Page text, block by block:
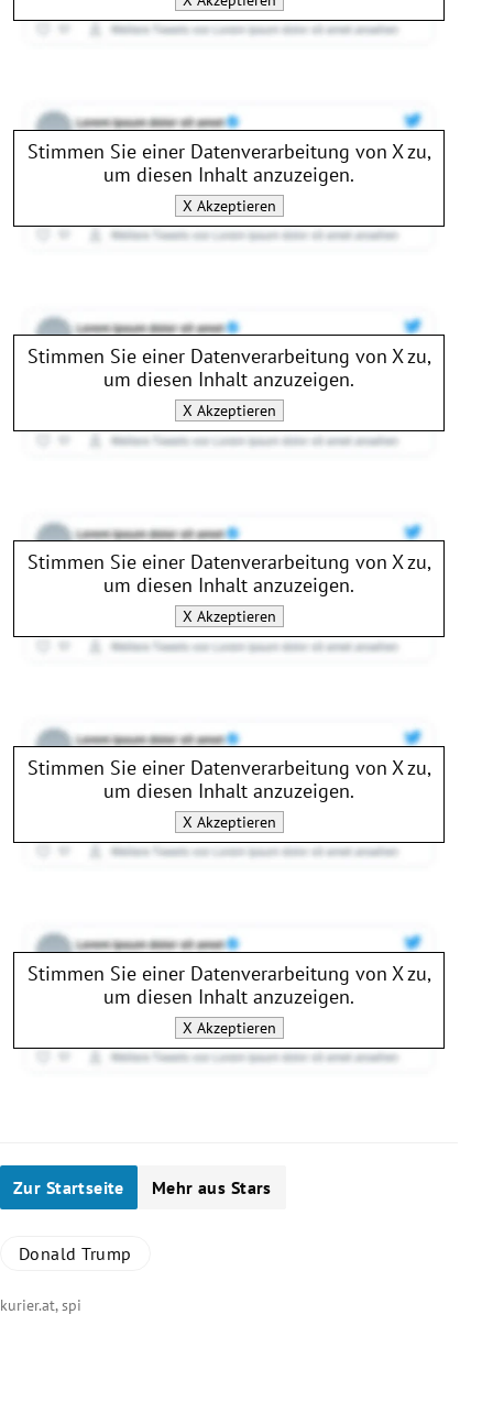
Stimmen Sie einer Datenverarbeitung von Xzu,
um diesen Inhalt anzuzeigen.
X Akzeptieren
Stimmen Sie einer Datenverarbeitung von Xzu,
um diesen Inhalt anzuzeigen.
X Akzeptieren
Stimmen Sie einer Datenverarbeitung von Xzu,
um diesen Inhalt anzuzeigen.
X Akzeptieren
Stimmen Sie einer Datenverarbeitung von Xzu,
um diesen Inhalt anzuzeigen.
X Akzeptieren
Stimmen Sie einer Datenverarbeitung von Xzu,
um diesen Inhalt anzuzeigen.
X Akzeptieren
Zur Startseite Mehr aus Stars
Donald Trump
kurier.at, spi